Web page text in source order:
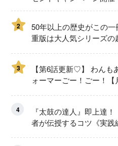
2
50年以上の歴史がこの
重版は大人気シリーズの
3
【第6話更新♡】 わんも
ォーマーごー！ごー！【
4
『太鼓の達人』即上達
者が伝授するコツ《実践